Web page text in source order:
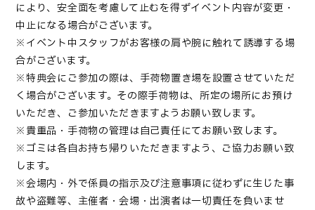
により、安全面を考慮して止むを得ずイベント内容が変更・
中止になる場合がございます。
※イベント中スタッフがお客様の肩や腕に触れて誘導する場
合がございます。
※特典会にご参加の際は、手荷物置き場を設置させていただ
く場合がございます。その際手荷物は、所定の場所にお預け
いただき、ご参加いただきますようお願い致します。
※貴重品・手荷物の管理は自己責任にてお願い致します。
※ゴミは各自お持ち帰りいただきますよう、ご協力お願い致
します。
※会場内・外で係員の指示及び注意事項に従わずに生じた事
故や盗難等、主催者・会場・出演者は一切責任を負いませ